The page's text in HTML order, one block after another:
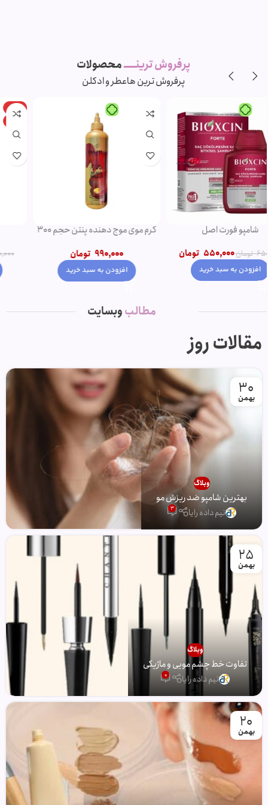
پرفروش ترینـــــمحصولات
پرفروش ترین هاعطر و ادکلن
-5%
شامپو روغن آرگان
790,000 تومان750,000
افزودن به سبد خرید
-11%
ریمل صورتی اروجینال
تومان 850,000
افزودن به سبد خرید
مطالبوبسایت
مقالات روز
30
بهمن
وبلاگ
بهترین شامپو ضد ریزش مو
تیم داده رایا 3
25
بهمن
وبلاگ
تفاوت خط چشم مویی و ماژیکی
تیم داده رایا 0
20
بهمن